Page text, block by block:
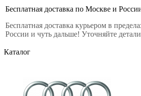
Бесплатная доставка по Москве и
Бесплатная доставка курьером в
России и чуть дальше! Уточняйте
Каталог